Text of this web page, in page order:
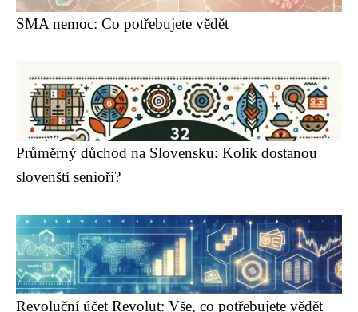
SMA nemoc: Co potřebujete vědět
Průměrný důchod na Slovensku: Kolik dostanou
slovenští senioři?
Revoluční účet Revolut: Vše, co potřebujete vědět